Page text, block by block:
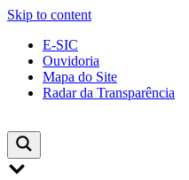
Skip to content
E-SIC
Ouvidoria
Mapa do Site
Radar da Transparência